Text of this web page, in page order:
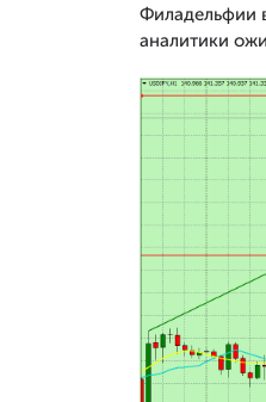
Филадельфии
аналитики